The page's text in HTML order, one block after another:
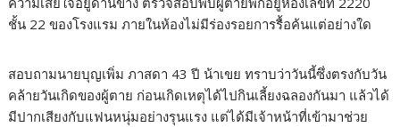
ชั้น 22 ของโรงแรม ภายในห้องไม่มีร่องรอยการรื้อค้นแต่อย่างใด
สอบถามนายบุญเพิ่ม ภาสดา 43 ปี น้าเขย ทราบว่าวันนี้ซึ่งตรงกับวัน
คล้ายวันเกิดของผู้ตาย ก่อนเกิดเหตุได้ไปกินเลี้ยงฉลองกันมา แล้วได้
มีปากเสียงกับแฟนหนุ่มอย่างรุนแรง แต่ได้มีเจ้าหน้าที่เข้ามาช่วย